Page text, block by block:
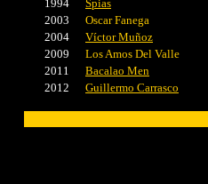
1994
Spias
2003
Oscar Fanega
2004
Víctor Muñoz
2009
Los Amos Del Valle
2011
Bacalao Men
2012
Guillermo Carrasco